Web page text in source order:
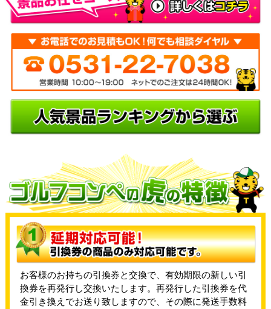
お客様のお持ちの引換券と交換で、有効期限の新しい引
換券を再発行し交換いたします。再発行した引換券を代
金引き換えでお送り致しますので、その際に発送手数料